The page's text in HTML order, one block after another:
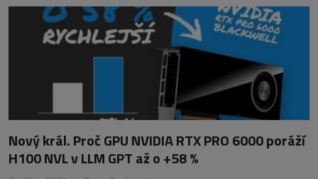
Nový král. Proč GPU NVIDIA RTX PRO 6000 poráží
H100 NVL v LLM GPT až o +58 %